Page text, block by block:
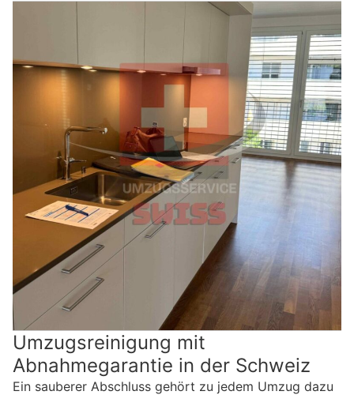
Umzugsreinigung mit
Abnahmegarantie in der Schweiz
Ein sauberer Abschluss gehört zu jedem Umzug dazu